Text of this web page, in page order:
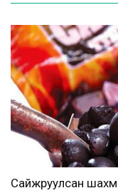
Сайжруулсан